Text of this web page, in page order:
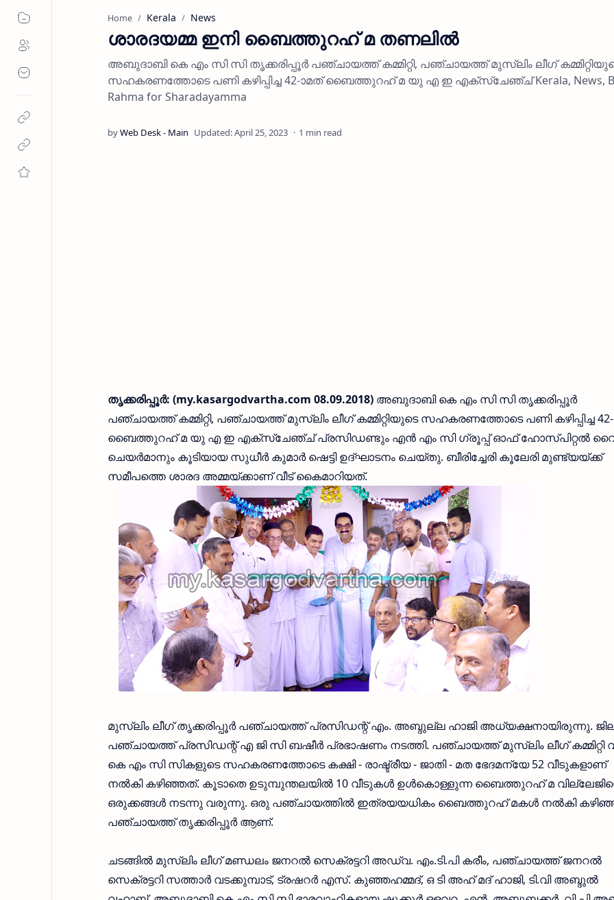
Home Kerala News
ശാരദയമ്മ ഇനി ബൈത്തുറഹ് മ തണലില്‍
അബുദാബി കെ എം സി സി തൃക്കരിപ്പൂര്‍ പഞ്ചായത്ത് കമ്മിറ്റി, പഞ്ചായത്ത് മുസ്ലിം ലീഗ്
സഹകരണത്തോടെ പണി കഴിപ്പിച്ച 42-ാമത് ബൈത്തുറഹ് മ യു എ ഇ എക്‌സ്‌ചേഞ്ച് Kerala, News,
Rahma for Sharadayamma
1 min read
തൃക്കരിപ്പൂര്‍: (my.kasargodvartha.com 08.09.2018) അബുദാബി കെ എം സി സി തൃക്കരിപ്പൂര്‍
പഞ്ചായത്ത് കമ്മിറ്റി, പഞ്ചായത്ത് മുസ്ലിം ലീഗ് കമ്മിറ്റിയുടെ സഹകരണത്തോടെ പണി കഴിപ്പിച്ച
ബൈത്തുറഹ് മ യു എ ഇ എക്‌സ്‌ചേഞ്ച് പ്രസിഡണ്ടും എന്‍ എം സി ഗ്രൂപ്പ് ഓഫ് ഹോസ്പിറ്റല്‍
ചെയര്‍മാനും കൂടിയായ സുധീര്‍ കുമാര്‍ ഷെട്ടി ഉദ്ഘാടനം ചെയ്തു. ബീരിച്ചേരി കൂലേരി മുണ്ട്യയ്ക്ക്
സമീപത്തെ ശാരദ അമ്മയ്ക്കാണ് വീട് കൈമാറിയത്.
മുസ്ലിം ലീഗ് തൃക്കരിപ്പൂര്‍ പഞ്ചായത്ത് പ്രസിഡന്റ് എം. അബ്ദുല്ല ഹാജി അധ്യക്ഷനായിരുന്നു.
പഞ്ചായത്ത് പ്രസിഡന്റ് എ ജി സി ബഷീര്‍ പ്രഭാഷണം നടത്തി. പഞ്ചായത്ത് മുസ്ലിം ലീഗ് കമ്മിറ്റി
കെ എം സി സികളുടെ സഹകരണത്തോടെ കക്ഷി - രാഷ്ട്രീയ - ജാതി - മത ഭേദമന്യേ 52 വീടുകളാണ്
നല്‍കി കഴിഞ്ഞത്. കൂടാതെ ഉടുമ്പുന്തലയില്‍ 10 വീടുകള്‍ ഉള്‍കൊള്ളുന്ന ബൈത്തുറഹ് മ
ഒരുക്കങ്ങള്‍ നടന്നു വരുന്നു. ഒരു പഞ്ചായത്തില്‍ ഇത്രയയധികം ബൈത്തുറഹ് മകള്‍ നല്‍കി
പഞ്ചായത്ത് തൃക്കരിപ്പൂര്‍ ആണ്.
ചടങ്ങില്‍ മുസ്ലിം ലീഗ് മണ്ഡലം ജനറല്‍ സെക്രട്ടറി അഡ്വ. എം.ടി.പി കരീം, പഞ്ചായത്ത് ജനറല്‍
സെക്രട്ടറി സത്താര്‍ വടക്കുമ്പാട്, ട്രഷറര്‍ എസ്. കുഞ്ഞഹമ്മദ്, ഒ ടി അഹ് മദ് ഹാജി, ടി.വി അബ്ദുല്‍